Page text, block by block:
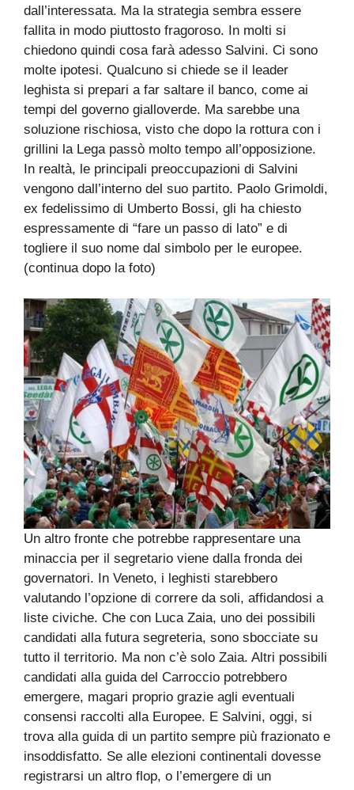
dall’interessata. Ma la strategia sembra essere
fallita in modo piuttosto fragoroso. In molti si
chiedono quindi cosa farà adesso Salvini. Ci sono
molte ipotesi. Qualcuno si chiede se il leader
leghista si prepari a far saltare il banco, come ai
tempi del governo gialloverde. Ma sarebbe una
soluzione rischiosa, visto che dopo la rottura con i
grillini la Lega passò molto tempo all’opposizione.
In realtà, le principali preoccupazioni di Salvini
vengono dall’interno del suo partito. Paolo Grimoldi,
ex fedelissimo di Umberto Bossi, gli ha chiesto
espressamente di “fare un passo di lato” e di
togliere il suo nome dal simbolo per le europee.
(continua dopo la foto)
Un altro fronte che potrebbe rappresentare una
minaccia per il segretario viene dalla fronda dei
governatori. In Veneto, i leghisti starebbero
valutando l’opzione di correre da soli, affidandosi a
liste civiche. Che con Luca Zaia, uno dei possibili
candidati alla futura segreteria, sono sbocciate su
tutto il territorio. Ma non c’è solo Zaia. Altri possibili
candidati alla guida del Carroccio potrebbero
emergere, magari proprio grazie agli eventuali
consensi raccolti alla Europee. E Salvini, oggi, si
trova alla guida di un partito sempre più frazionato e
insoddisfatto. Se alle elezioni continentali dovesse
registrarsi un altro flop, o l’emergere di un